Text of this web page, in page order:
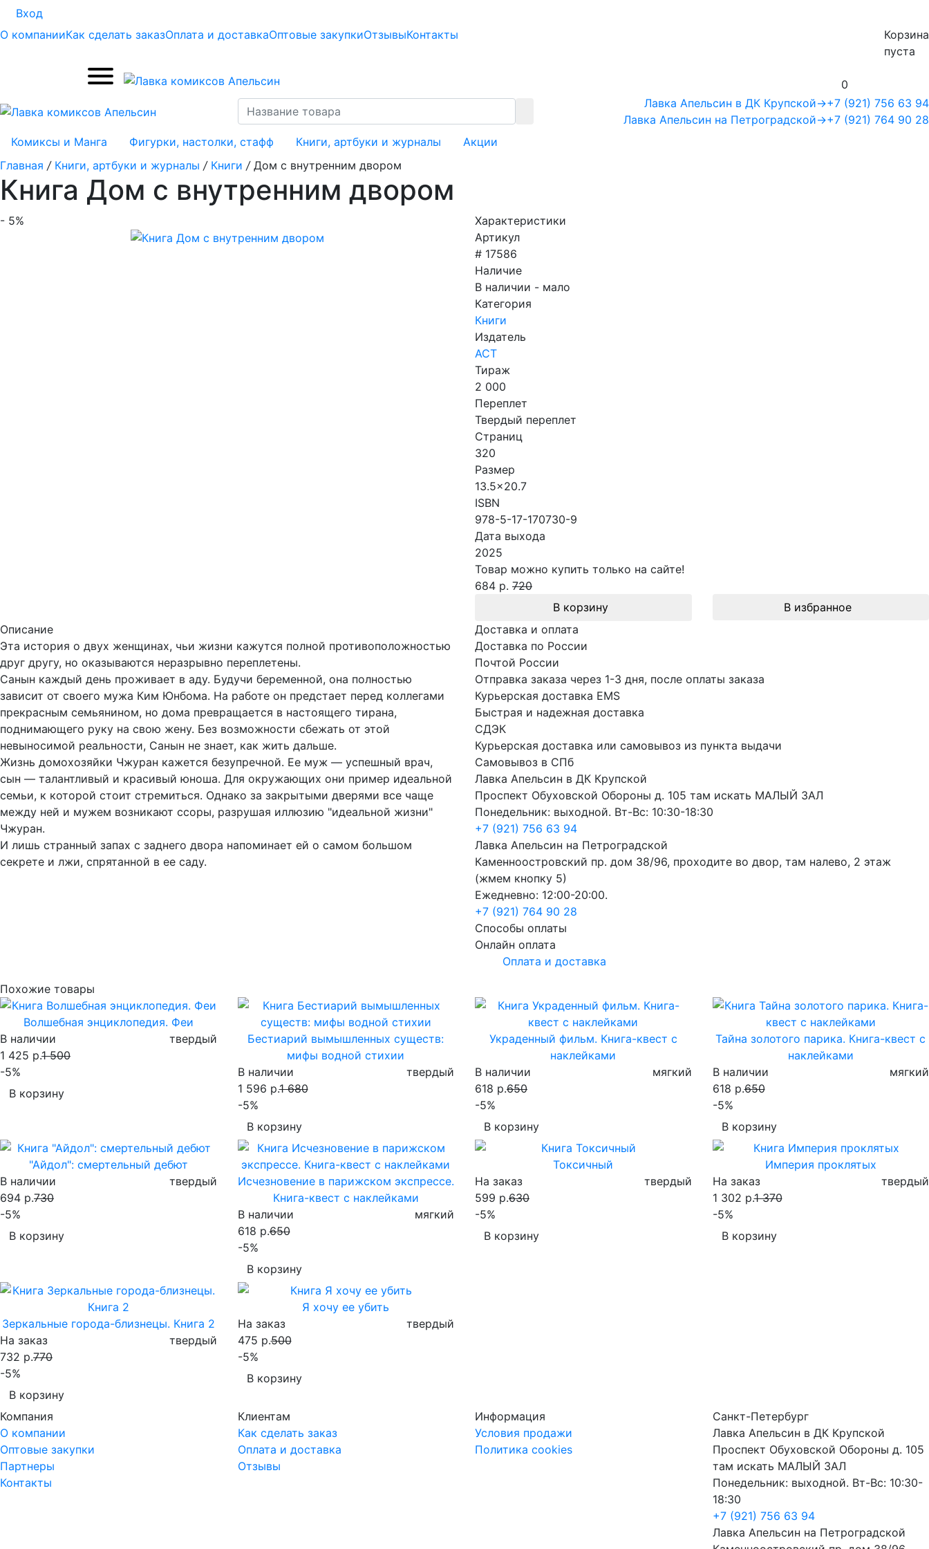
Вход
О компанииКак сделать заказОплата и доставкаОптовые закупкиОтзывыКонтакты
Корзина
пуста
0
+7 (921) 756 63 94
+7 (921) 764 90 28
Лавка Апельсин в ДК Крупской→
Лавка Апельсин на Петроградской→
Комиксы и Манга
Фигурки, настолки, стафф Книги, артбуки и журналы
Акции
Главная / Книги, артбуки и журналы / Книги / Дом с внутренним двором
Книга Дом с внутренним двором
- 5%
Характеристики
Артикул
# 17586
Наличие
В наличии - мало
Категория
Книги
Издатель
АСТ
Тираж
2 000
Переплет
Твердый переплет
Страниц
320
Размер
13.5x20.7
ISBN
978-5-17-170730-9
Дата выхода
2025
Товар можно купить только на сайте!
684 р. 720
В корзину
В избранное
Описание
Эта история о двух женщинах, чьи жизни кажутся полной противоположностью
друг другу, но оказываются неразрывно переплетены.
Санын каждый день проживает в аду. Будучи беременной, она полностью
зависит от своего мужа Ким Юнбома. На работе он предстает перед коллегами
прекрасным семьянином, но дома превращается в настоящего тирана,
поднимающего руку на свою жену. Без возможности сбежать от этой
невыносимой реальности, Санын не знает, как жить дальше.
Жизнь домохозяйки Чжуран кажется безупречной. Ее муж — успешный врач,
сын — талантливый и красивый юноша. Для окружающих они пример идеальной
семьи, к которой стоит стремиться. Однако за закрытыми дверями все чаще
между ней и мужем возникают ссоры, разрушая иллюзию "идеальной жизни"
Чжуран.
И лишь странный запах с заднего двора напоминает ей о самом большом
секрете и лжи, спрятанной в ее саду.
Доставка и оплата
Доставка по России
Почтой России
Отправка заказа через 1-3 дня, после оплаты заказа
Курьерская доставка EMS
Быстрая и надежная доставка
СДЭК
Курьерская доставка или самовывоз из пункта выдачи
Самовывоз в СПб
Лавка Апельсин в ДК Крупской
Проспект Обуховской Обороны д. 105 там искать МАЛЫЙ ЗАЛ
Понедельник: выходной. Вт-Вс: 10:30-18:30
+7 (921) 756 63 94
Лавка Апельсин на Петроградской
Каменноостровский пр. дом 38/96, проходите во двор, там налево, 2 этаж
(жмем кнопку 5)
Ежедневно: 12:00-20:00.
+7 (921) 764 90 28
Способы оплаты
Онлайн оплата
Оплата и доставка
Похожие товары
Волшебная энциклопедия. Феи
В наличии
твердый
1 425 р.1 500
-5%
В корзину
Бестиарий вымышленных существ:
мифы водной стихии
В наличии
твердый
1 596 р.1 680
-5%
В корзину
Украденный фильм. Книга-квест с
наклейками
В наличии
мягкий
618 р.650
-5%
В корзину
Тайна золотого парика. Книга-квест с
наклейками
В наличии
мягкий
618 р.650
-5%
В корзину
"Айдол": смертельный дебют
В наличии
твердый
694 р.730
-5%
В корзину
Исчезновение в парижском экспрессе.
Книга-квест с наклейками
В наличии
мягкий
618 р.650
-5%
В корзину
Токсичный
На заказ
твердый
599 р.630
-5%
В корзину
Империя проклятых
На заказ
твердый
1 302 р.1 370
-5%
В корзину
Зеркальные города-близнецы. Книга 2
На заказ
твердый
732 р.770
-5%
В корзину
Я хочу ее убить
На заказ
твердый
475 р.500
-5%
В корзину
Компания
О компании
Оптовые закупки
Партнеры
Контакты
Клиентам
Как сделать заказ
Оплата и доставка
Отзывы
Информация
Условия продажи
Политика cookies
Санкт-Петербург
Лавка Апельсин в ДК Крупской
Проспект Обуховской Обороны д. 105
там искать МАЛЫЙ ЗАЛ
Понедельник: выходной. Вт-Вс: 10:30-
18:30
+7 (921) 756 63 94
Лавка Апельсин на Петроградской